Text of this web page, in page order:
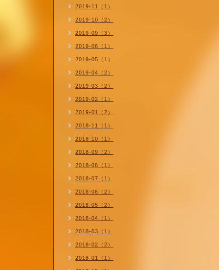
2019-11（1）
2019-10（2）
2019-09（3）
2019-06（1）
2019-05（1）
2019-04（2）
2019-03（2）
2019-02（1）
2019-01（2）
2018-11（1）
2018-10（1）
2018-09（2）
2018-08（1）
2018-07（1）
2018-06（2）
2018-05（2）
2018-04（1）
2018-03（1）
2018-02（2）
2018-01（1）